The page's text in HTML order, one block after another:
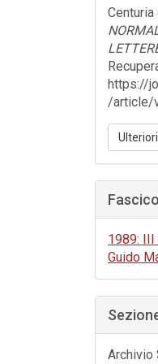
https://
/article/
1989: III
Guido
Archivio